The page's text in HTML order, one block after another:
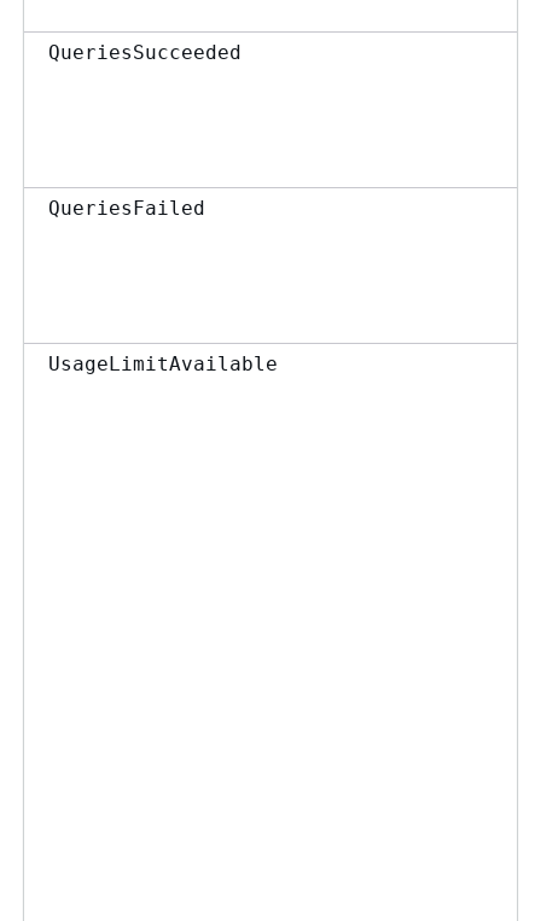
QueriesSucceeded
QueriesFailed
UsageLimitAvailable